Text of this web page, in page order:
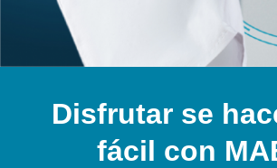
Disfrutar se
fácil con